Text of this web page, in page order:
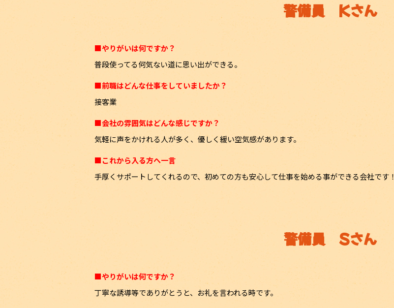
警備員 Kさん
■やりがいは何ですか？
普段使ってる何気ない道に思い出ができる。
■前職はどんな仕事をしていましたか？
接客業
■会社の雰囲気はどんな感じですか？
気軽に声をかけれる人が多く、優しく緩い空気感があります。
■これから入る方へ一言
手厚くサポートしてくれるので、初めての方も安心して仕事を始める事ができる会社です！
警備員 Sさん
■やりがいは何ですか？
丁寧な誘導等でありがとうと、お礼を言われる時です。